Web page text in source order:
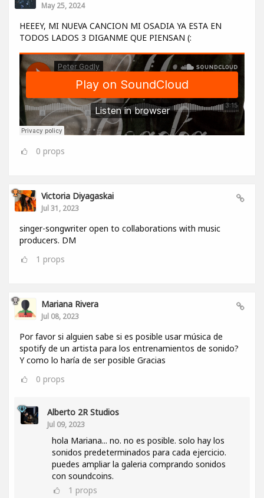
May 25, 2024
HEEEY, MI NUEVA CANCION MI OSADIA YA ESTA EN
TODOS LADOS 3 DIGANME QUE PIENSAN (:
0 props
Victoria Diyagaskai
Jul 31, 2023
singer-songwriter open to collaborations with music
producers. DM
1 props
Mariana Rivera
Jul 08, 2023
Por favor si alguien sabe si es posible usar música de
spotify de un artista para los entrenamientos de sonido?
Y como lo haría de ser posible Gracias
0 props
Alberto 2R Studios
Jul 09, 2023
hola Mariana... no. no es posible. solo hay los
sonidos predeterminados para cada ejercicio.
puedes ampliar la galeria comprando sonidos
con soundcoins.
1 props